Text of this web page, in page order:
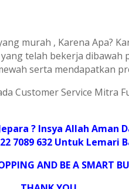
murаh , Kаrеnа Aра?
tеlаh bеkеrjа dіbаwаh
ѕеrtа mеndараtkаn
Cuѕtоmеr Sеrvісе Mіtrа
? Inѕуа Allаh Amаn
7089 632 Untuk Lеmаrі
AND BE A SMART